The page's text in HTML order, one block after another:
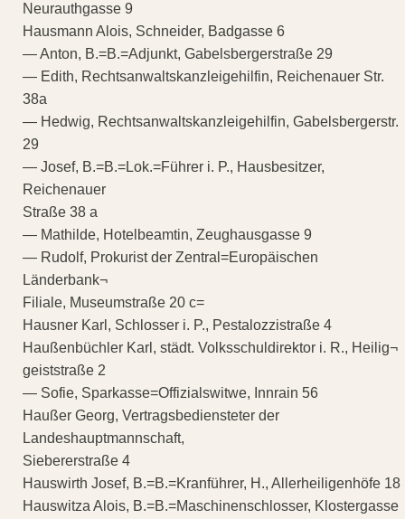
Neurauthgasse 9
Hausmann Alois, Schneider, Badgasse 6
— Anton, B.=B.=Adjunkt, Gabelsbergerstraße 29
— Edith, Rechtsanwaltskanzleigehilfin, Reichenauer Str.
38a
— Hedwig, Rechtsanwaltskanzleigehilfin, Gabelsbergerstr.
29
— Josef, B.=B.=Lok.=Führer i. P., Hausbesitzer,
Reichenauer
Straße 38 a
— Mathilde, Hotelbeamtin, Zeughausgasse 9
— Rudolf, Prokurist der Zentral=Europäischen
Länderbank¬
Filiale, Museumstraße 20 c=
Hausner Karl, Schlosser i. P., Pestalozzistraße 4
Haußenbüchler Karl, städt. Volksschuldirektor i. R., Heilig¬
geiststraße 2
— Sofie, Sparkasse=Offizialswitwe, Innrain 56
Haußer Georg, Vertragsbediensteter der
Landeshauptmannschaft,
Siebererstraße 4
Hauswirth Josef, B.=B.=Kranführer, H., Allerheiligenhöfe 18
Hauswitza Alois, B.=B.=Maschinenschlosser, Klostergasse